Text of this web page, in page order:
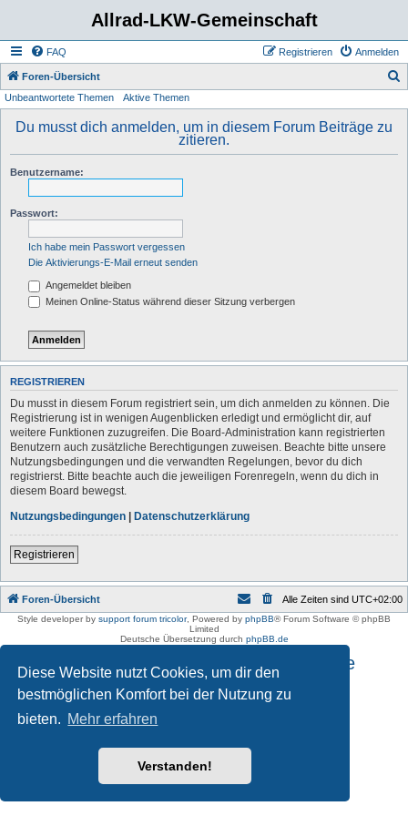
Diese Website nutzt Cookies, um dir den
bestmöglichen Komfort bei der Nutzung zu
bieten. Mehr erfahren
Verstanden!
Allrad-LKW-Gemeinschaft
FAQ Anmelden
Registrieren
Foren-Übersicht
Unbeantwortete Themen Aktive Themen
Du musst dich anmelden, um in diesem Forum Beiträge zu
zitieren.
Benutzername:
Passwort:
Ich habe mein Passwort vergessen
Die Aktivierungs-E-Mail erneut senden
Angemeldet bleiben
Meinen Online-Status während dieser Sitzung verbergen
REGISTRIEREN
Du musst in diesem Forum registriert sein, um dich anmelden zu können. Die
Registrierung ist in wenigen Augenblicken erledigt und ermöglicht dir, auf
weitere Funktionen zuzugreifen. Die Board-Administration kann registrierten
Benutzern auch zusätzliche Berechtigungen zuweisen. Beachte bitte unsere
Nutzungsbedingungen und die verwandten Regelungen, bevor du dich
registrierst. Bitte beachte auch die jeweiligen Forenregeln, wenn du dich in
diesem Board bewegst.
Nutzungsbedingungen | Datenschutzerklärung
Registrieren
Foren-Übersicht Alle Zeiten sind UTC+02:00
Style developer by support forum tricolor, Powered by phpBB® Forum Software © phpBB
Limited
Deutsche Übersetzung durch phpBB.de
Impressum und Datenschutzhinweise